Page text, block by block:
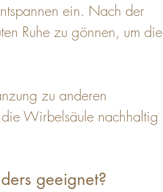
ein. Nach der
Ruhe zu gönnen, um die
zu anderen
Wirbelsäule nachhaltig
geeignet?